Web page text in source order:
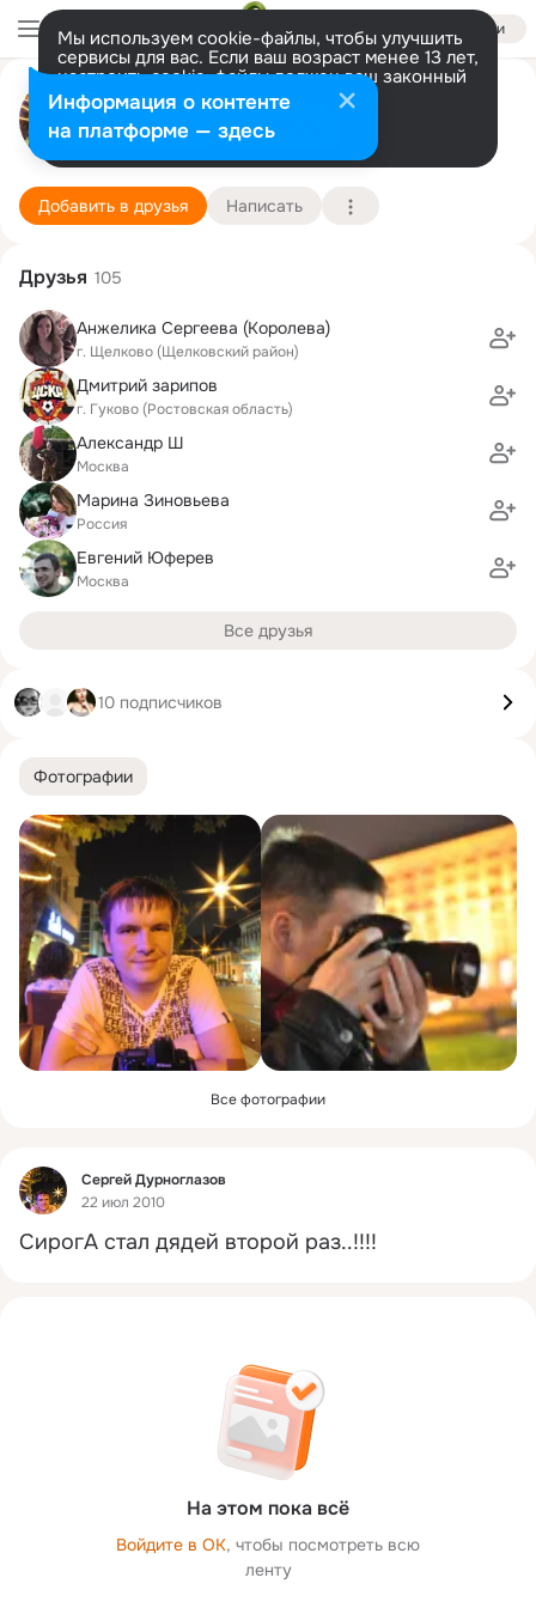
Войти
Мы используем cookie-файлы, чтобы улучшить
сервисы для вас. Если ваш возраст менее 13 лет,
настроить cookie-файлы должен ваш законный
представитель. Больше информации
Разрешить все Настроить
Сергей Дурноглазов
Москва 29 июня (44 года)
Подробнее
Добавить в друзья Написать
Фотографии
Все фотографии
Фид
Сергей Дурноглазов
22 июл 2010
СирогА стал дядей второй раз..!!!!
На этом пока всё
Войдите в ОК, чтобы посмотреть всю
ленту
Друзья 105
Анжелика Сергеева (Королева)
г. Щелково (Щелковский район)
Дмитрий зарипов
г. Гуково (Ростовская область)
Александр Ш
Москва
Марина Зиновьева
Россия
Евгений Юферев
Москва
Все друзья
10 подписчиков
Информация о контенте
на платформе — здесь